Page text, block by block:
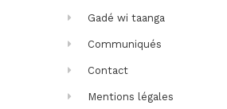
Gadé wi taanga
Communiqués
Contact
Mentions légales